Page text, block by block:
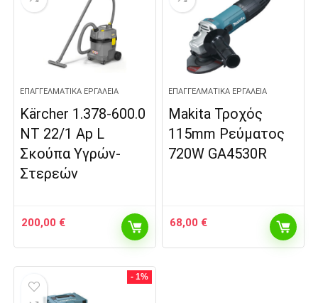
ΕΠΑΓΓΕΛΜΑΤΙΚΆ ΕΡΓΑΛΕΊΑ
Kärcher 1.378-600.0
NT 22/1 Ap L
Σκούπα Υγρών-
Στερεών
200,00 €
ΕΠΑΓΓΕΛΜΑΤΙΚΆ ΕΡΓΑΛΕΊΑ
Makita Τροχός
115mm Ρεύματος
720W GA4530R
68,00 €
- 1%